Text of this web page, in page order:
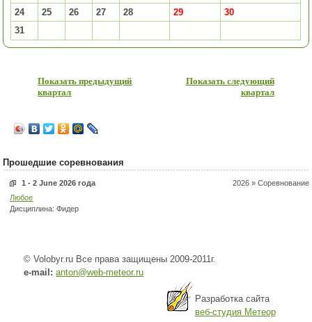
24
25 26 27 28 29
30
31
Показать предыдущий
квартал
Показать следующий
квартал
Прошедшие соревнования
2026 » Соревнование
1 - 2 June 2026 года
Любое
Дисциплина: Фидер
© Volobyr.ru Все права защищены 2009-2011г.
e-mail: anton@web-meteor.ru
Разработка сайта
веб-студия Метеор